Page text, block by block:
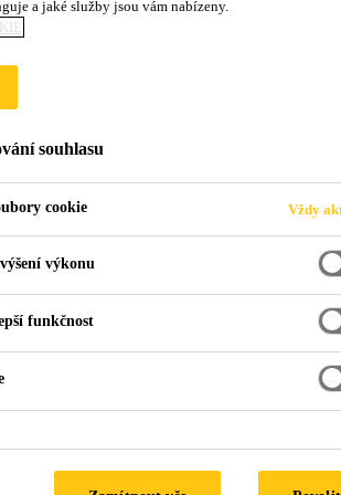
from
a jaké služby jsou vám nabízeny.
souhlasu
cookie Vždy
výkonu
funkčnost